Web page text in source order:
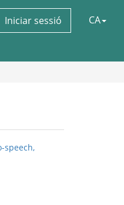
Iniciar sessió CA
speech,